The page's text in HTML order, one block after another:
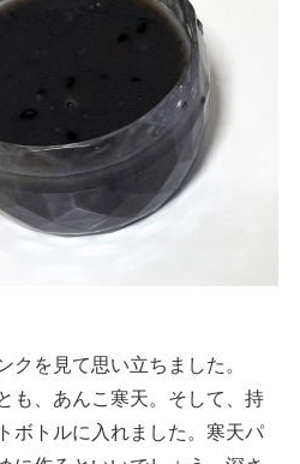
を見て思い立ちました。
も、あんこ寒天。そして、持
ボトルに入れました。寒天パ